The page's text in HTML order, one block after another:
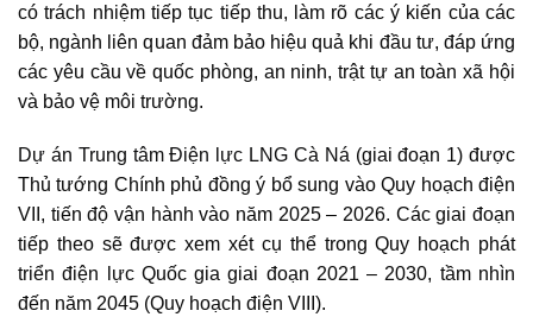
có trách nhiệm tiếp tục tiếp thu, làm rõ các ý kiến của các
bộ, ngành liên quan đảm bảo hiệu quả khi đầu tư, đáp ứng
các yêu cầu về quốc phòng, an ninh, trật tự an toàn xã hội
và bảo vệ môi trường.
Dự án Trung tâm Điện lực LNG Cà Ná(giai đoạn 1) được
Thủ tướng Chính phủ đồng ý bổ sung vào Quy hoạch điện
VII, tiến độ vận hành vào năm 2025 – 2026. Các giai đoạn
tiếp theo sẽ được xem xét cụ thể trong Quy hoạch phát
triển điện lực Quốc gia giai đoạn 2021 – 2030, tầm nhìn
đến năm 2045 (Quy hoạch điện VIII).